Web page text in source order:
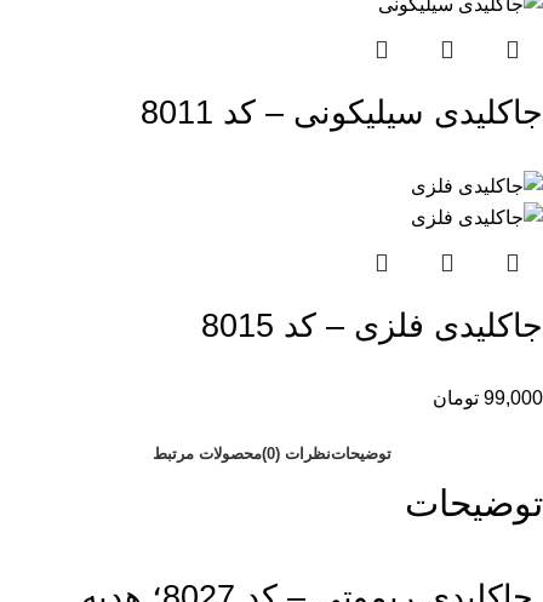
جاکلیدی سیلیکونی – کد 8011
جاکلیدی فلزی – کد 8015
99,000 تومان
توضیحاتنظرات (0) محصولات مرتبط
توضیحات